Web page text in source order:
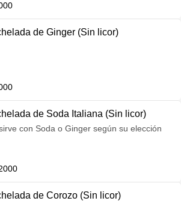
de Ginger (Sin licor)
de Soda Italiana (Sin licor)
con Soda o Ginger según su elección
de Corozo (Sin licor)